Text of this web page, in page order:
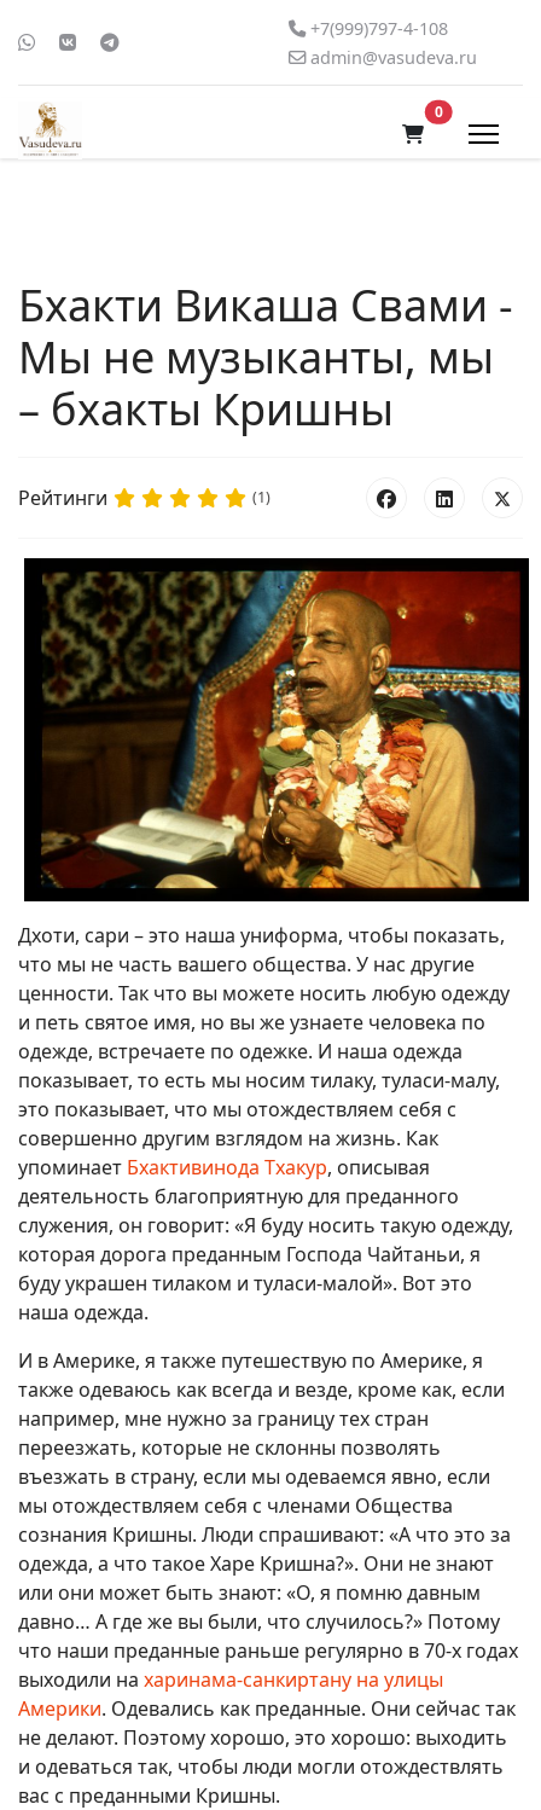
+7(999)797-4-108
admin@vasudeva.ru
0В корзину
Бхакти Викаша Свами -
Мы не музыканты, мы
– бхакты Кришны
Рейтинги (1)
Дхоти, сари – это наша униформа, чтобы показать,
что мы не часть вашего общества. У нас другие
ценности. Так что вы можете носить любую одежду
и петь святое имя, но вы же узнаете человека по
одежде, встречаете по одежке. И наша одежда
показывает, то есть мы носим тилаку, туласи-малу,
это показывает, что мы отождествляем себя с
совершенно другим взглядом на жизнь. Как
упоминает Бхактивинода Тхакур, описывая
деятельность благоприятную для преданного
служения, он говорит: «Я буду носить такую одежду,
которая дорога преданным Господа Чайтаньи, я
буду украшен тилаком и туласи-малой». Вот это
наша одежда.
И в Америке, я также путешествую по Америке, я
также одеваюсь как всегда и везде, кроме как, если
например, мне нужно за границу тех стран
переезжать, которые не склонны позволять
въезжать в страну, если мы одеваемся явно, если
мы отождествляем себя с членами Общества
сознания Кришны. Люди спрашивают: «А что это за
одежда, а что такое Харе Кришна?». Они не знают
или они может быть знают: «О, я помню давным
давно… А где же вы были, что случилось?» Потому
что наши преданные раньше регулярно в 70-х годах
выходили на харинама-санкиртану на улицы
Америки. Одевались как преданные. Они сейчас так
не делают. Поэтому хорошо, это хорошо: выходить
и одеваться так, чтобы люди могли отождествлять
вас с преданными Кришны.